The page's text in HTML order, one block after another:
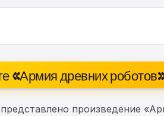
«Армия древних
произведение